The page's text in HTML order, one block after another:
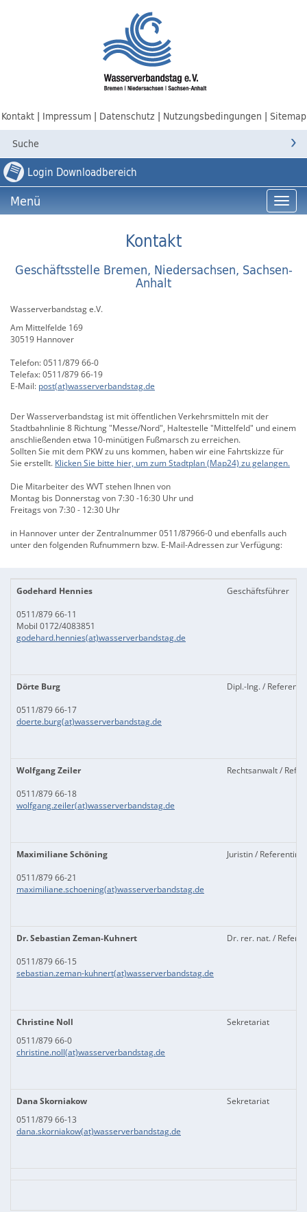
Kontakt Impressum Datenschutz Nutzungsbedingungen Sitemap
Login Downloadbereich
Menü
Menü
Kontakt
Geschäftsstelle Bremen, Niedersachsen, Sachsen-
Anhalt
Wasserverbandstag e.V.
Am Mittelfelde 169
30519 Hannover
Telefon: 0511/879 66-0
Telefax: 0511/879 66-19
E-Mail: post(at)wasserverbandstag.de
Der Wasserverbandstag ist mit öffentlichen Verkehrsmitteln mit der
Stadtbahnlinie 8 Richtung "Messe/Nord", Haltestelle "Mittelfeld" und einem
anschließenden etwa 10-minütigen Fußmarsch zu erreichen.
Sollten Sie mit dem PKW zu uns kommen, haben wir eine Fahrtskizze für
Sie erstellt. Klicken Sie bitte hier, um zum Stadtplan (Map24) zu gelangen.
Die Mitarbeiter des WVT stehen Ihnen von
Montag bis Donnerstag von 7:30 -16:30 Uhr und
Freitags von 7:30 - 12:30 Uhr
in Hannover unter der Zentralnummer 0511/87966-0 und ebenfalls auch
unter den folgenden Rufnummern bzw. E-Mail-Adressen zur Verfügung:
Godehard Hennies
0511/879 66-11
Mobil 0172/4083851
godehard.hennies(at)wasserverbandstag.de
Geschäftsführer
Dörte Burg
0511/879 66-17
doerte.burg(at)wasserverbandstag.de
Dipl.-Ing. /
Wolfgang Zeiler
0511/879 66-18
wolfgang.zeiler(at)wasserverbandstag.de
Rechtsanwalt /
Maximiliane Schöning
0511/879 66-21
maximiliane.schoening(at)wasserverbandstag.de
Juristin / Referentin
Dr. Sebastian Zeman-Kuhnert
0511/879 66-15
sebastian.zeman-kuhnert(at)wasserverbandstag.de
Dr. rer. nat. /
Christine Noll
0511/879 66-0
christine.noll(at)wasserverbandstag.de
Sekretariat
Dana Skorniakow
0511/879 66-13
dana.skorniakow(at)wasserverbandstag.de
Sekretariat